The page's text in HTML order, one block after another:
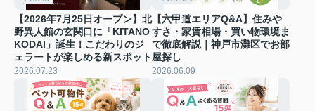
【2026年7月25日オープン】北
野異人館の玄関口に「KITANO
KODAI」誕生！こだわりのジ
ェラートが楽しめる新スポット
2026.07.23
【六甲道エリアQ&A】住みや
すさ・家賃相場・買い物環境ま
で徹底解説｜神戸市灘区でお部
屋探し
2026.06.09